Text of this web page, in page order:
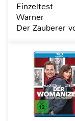
Einzeltest
Warner
Der Zauberer